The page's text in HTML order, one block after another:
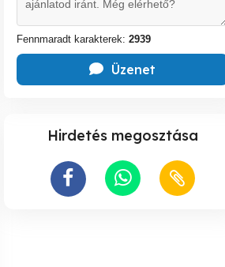
Fennmaradt karakterek: 2939
Üzenet
Hirdetés megosztása